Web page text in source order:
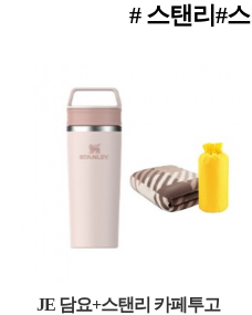
# 스탠리#
JE 담요+스탠리 카페투고